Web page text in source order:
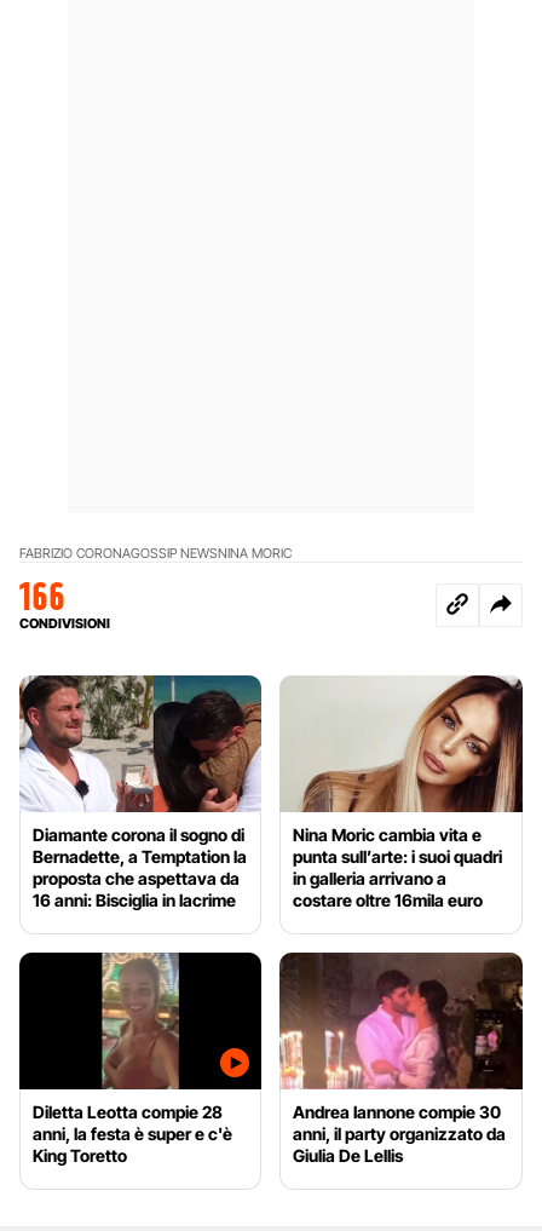
FABRIZIO CORONAGOSSIP NEWSNINA MORIC
166
CONDIVISIONI
Diamante corona il sogno di
Bernadette, a Temptation la
proposta che aspettava da
16 anni: Bisciglia in lacrime
Nina Moric cambia vita e
punta sull’arte: i suoi quadri
in galleria arrivano a
costare oltre 16mila euro
Diletta Leotta compie 28
anni, la festa è super e c'è
King Toretto
Andrea Iannone compie 30
anni, il party organizzato da
Giulia De Lellis